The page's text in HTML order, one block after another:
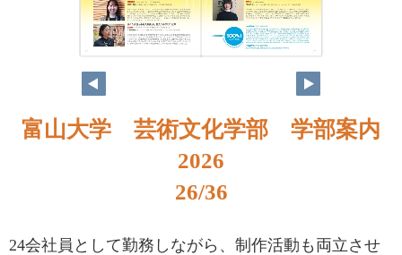
富山大学 芸術文化学部 学部案内
2026
26/36
24会社員として勤務しながら、制作活動も両立させ